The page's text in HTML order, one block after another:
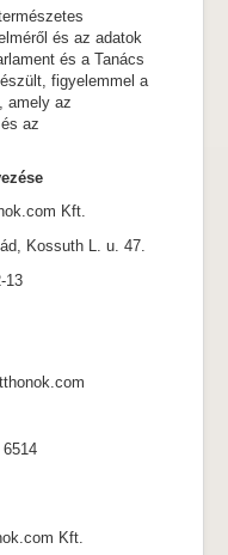
és az adatok
és a Tanács
figyelemmel a
amely az
az
Kft.
Kossuth L. u. 47.
13
Kft.